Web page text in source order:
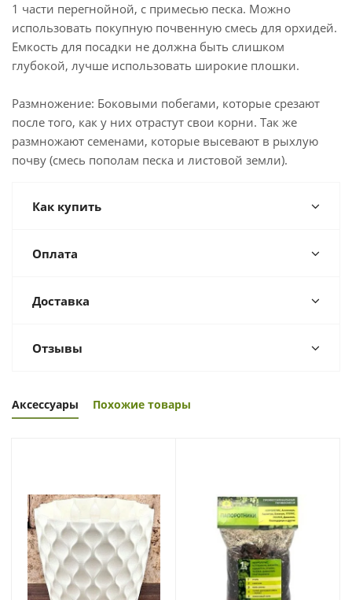
1 части перегнойной, с примесью песка. Можно
использовать покупную почвенную смесь для орхидей.
Емкость для посадки не должна быть слишком
глубокой, лучше использовать широкие плошки.
Размножение: Боковыми побегами, которые срезают
после того, как у них отрастут свои корни. Так же
размножают семенами, которые высевают в рыхлую
почву (смесь пополам песка и листовой земли).
Как купить
Оплата
Доставка
Отзывы
Аксессуары Похожие товары